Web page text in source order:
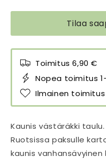
Tilaa
Toimitus 6,90 €
Nopea toimitus
Ilmainen toimitus
Kaunis västäräkki
Ruotsissa paksulle
kaunis